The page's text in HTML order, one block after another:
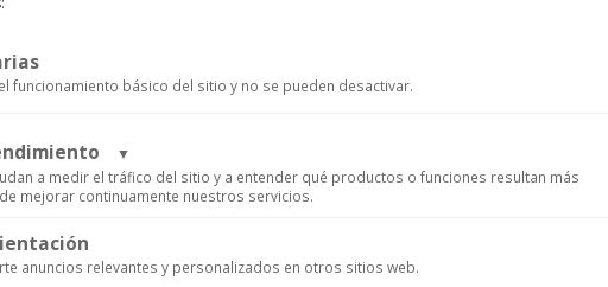
#MY4810.
funcionamiento básico del sitio y no se pueden desactivar.
▼
a medir el tráfico del sitio y a entender qué productos o funciones resultan más
mejorar continuamente nuestros servicios.
para recopilar datos de uso anónimos, lo que nos permite analizar el rendimiento de nuestro contenido y las
anuncios relevantes y personalizados en otros sitios web.